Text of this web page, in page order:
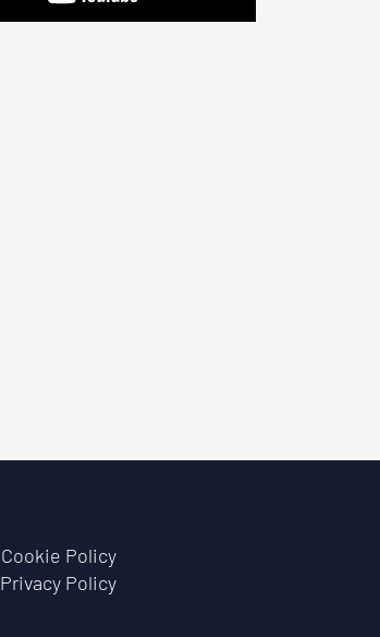
Cookie Policy
Privacy Policy